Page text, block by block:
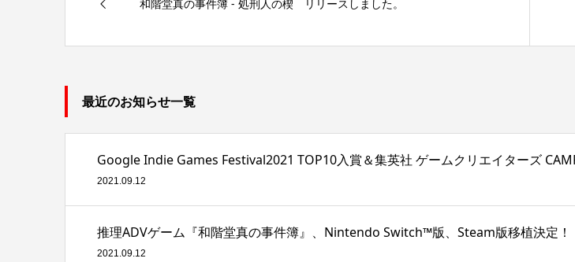
和階堂真の事件簿 - 処刑人の楔 リリースしました。
最近のお知らせ一覧
Google Indie Games Festival2021 TOP10入賞＆集英社 ゲームクリエイターズ
2021.09.12
推理ADVゲーム『和階堂真の事件簿』、Nintendo Switch™版、Steam版移植決定！
2021.09.12